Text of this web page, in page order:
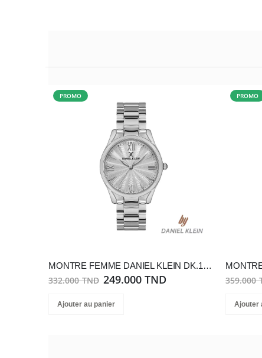
PROMO
MONTRE FEMME DANIEL KLEIN DK.1.13217-1
332.000 TND 249.000 TND
Ajouter au panier
PROMO
359.000
Ajouter